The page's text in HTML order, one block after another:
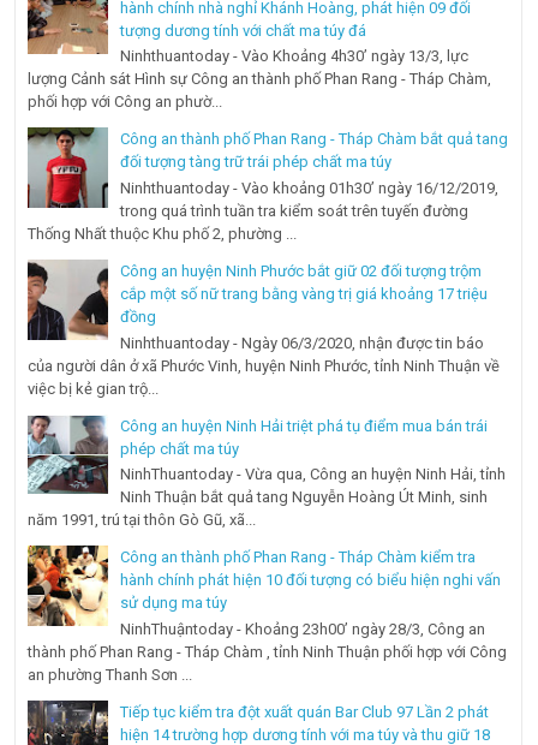
hành chính nhà nghỉ Khánh Hoàng, phát hiện 09 đối
tượng dương tính với chất ma túy đá
Ninhthuantoday - Vào Khoảng 4h30’ ngày 13/3, lực
lượng Cảnh sát Hình sự Công an thành phố Phan Rang - Tháp Chàm,
phối hợp với Công an phườ...
Công an thành phố Phan Rang - Tháp Chàm bắt quả tang
đối tượng tàng trữ trái phép chất ma túy
Ninhthuantoday - Vào khoảng 01h30’ ngày 16/12/2019,
trong quá trình tuần tra kiểm soát trên tuyến đường
Thống Nhất thuộc Khu phố 2, phường ...
Công an huyện Ninh Phước bắt giữ 02 đối tượng trộm
cắp một số nữ trang bằng vàng trị giá khoảng 17 triệu
đồng
Ninhthuantoday - Ngày 06/3/2020, nhận được tin báo
của người dân ở xã Phước Vinh, huyện Ninh Phước, tỉnh Ninh Thuận về
việc bị kẻ gian trộ...
Công an huyện Ninh Hải triệt phá tụ điểm mua bán trái
phép chất ma túy
NinhThuantoday - Vừa qua, Công an huyện Ninh Hải, tỉnh
Ninh Thuận bắt quả tang Nguyễn Hoàng Út Minh, sinh
năm 1991, trú tại thôn Gò Gũ, xã...
Công an thành phố Phan Rang - Tháp Chàm kiểm tra
hành chính phát hiện 10 đối tượng có biểu hiện nghi vấn
sử dụng ma túy
NinhThuậntoday - Khoảng 23h00’ ngày 28/3, Công an
thành phố Phan Rang - Tháp Chàm , tỉnh Ninh Thuận phối hợp với Công
an phường Thanh Sơn ...
Tiếp tục kiểm tra đột xuất quán Bar Club 97 Lần 2 phát
hiện 14 trường hợp dương tính với ma túy và thu giữ 18